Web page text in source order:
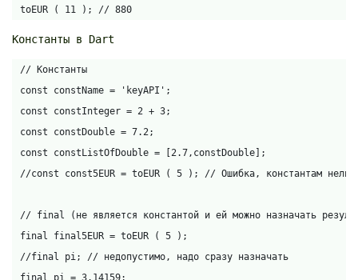
toEUR ( 11 ); // 880
Константы в Dart
// Константы
const constName = 'keyAPI';
const constInteger = 2 + 3;
const constDouble = 7.2;
const constListOfDouble = [2.7,constDouble];
//const const5EUR = toEUR ( 5 ); // Ошибка, константам нельзя
// final (не является константой и ей можно назначать
final final5EUR = toEUR ( 5 );
//final pi; // недопустимо, надо сразу назначать
final pi = 3.14159;